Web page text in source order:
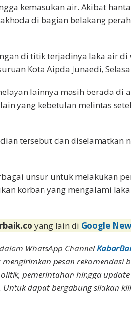
kemasukan air. Akibat
di bagian belakang
di titik terjadinya laka air
Kota Aipda Junaedi,
lainnya masih berada di
yang kebetulan melintas
tersebut dan diselamatkan
unsur untuk melakukan
korban yang mengalami
yang lain di Google
WhatsApp Channel
pesan rekomendasi
pemerintahan hingga
dapat bergabung silakan